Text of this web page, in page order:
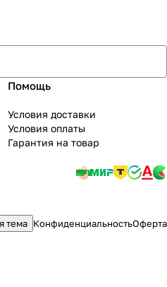
Помощь
Условия доставки
Условия оплаты
Гарантия на товар
тема КонфиденциальностьОферта